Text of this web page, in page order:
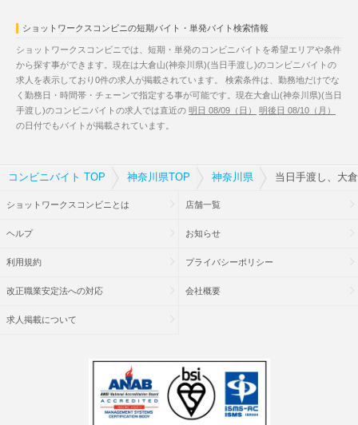
ショットワークスコンビニの短期バイト・単発バイト検索情報
ショットワークスコンビニでは、短期・単発のコンビニバイトを希望エリアや条件
から探す事ができます。現在は大倉山(神奈川県)(当日手渡し)のコンビニバイトの
求人を表示しており0件の求人が掲載されています。 検索条件は、勤務地だけでな
く勤務日・時間帯・チェーンで指定する事が可能です。現在大倉山(神奈川県)(当日
手渡し)のコンビニバイトの求人では直近の 明日 08/09（日）
明後日 08/10（月）
の日付でもバイトが掲載されています。
コンビニバイト TOP 神奈川県TOP 神奈川県 当日手渡し、大
ショットワークスコンビニとは 店舗一覧
ヘルプ お知らせ
利用規約 プライバシーポリシー
改正職業安定法への対応 会社概要
求人掲載について